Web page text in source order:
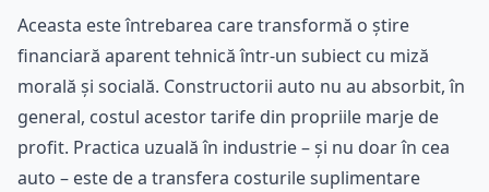
Aceasta este întrebarea care transformă o știre
financiară aparent tehnică într-un subiect cu miză
morală și socială. Constructorii auto nu au absorbit, în
general, costul acestor tarife din propriile marje de
profit. Practica uzuală în industrie – și nu doar în cea
auto – este de a transfera costurile suplimentare